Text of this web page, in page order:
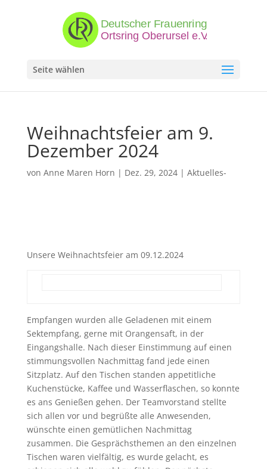
Seite wählen
Weihnachtsfeier am 9.
Dezember 2024
von Anne Maren Horn | Dez. 29, 2024| Aktuelles-
Unsere Weihnachtsfeier am 09.12.2024
Empfangen wurden alle Geladenen mit einem
Sektempfang, gerne mit Orangensaft, in der
Eingangshalle. Nach dieser Einstimmung auf einen
stimmungsvollen Nachmittag fand jede einen
Sitzplatz. Auf den Tischen standen appetitliche
Kuchenstücke, Kaffee und Wasserflaschen, so konnte
es ans Genießen gehen. Der Teamvorstand stellte
sich allen vor und begrüßte alle Anwesenden,
wünschte einen gemütlichen Nachmittag
zusammen. Die Gesprächsthemen an den einzelnen
Tischen waren vielfältig, es wurde gelacht, es